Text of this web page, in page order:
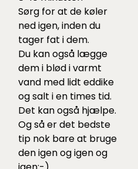
Sørg for at de køler
ned igen, inden du
tager fat i dem.
Du kan også lægge
dem i blød i varmt
vand med lidt eddike
og salt i en times tid.
Det kan også hjælpe.
Og så er det bedste
tip nok bare at bruge
den igen og igen og